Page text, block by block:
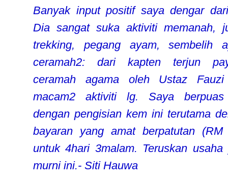
Banyak input positif saya dengar
Dia sangat suka aktiviti memanah,
trekking, pegang ayam, sembelih
ceramah2: dari kapten terjun
ceramah agama oleh Ustaz
macam2 aktiviti lg. Saya
dengan pengisian kem ini terutama
bayaran yang amat berpatutan (RM
untuk 4hari 3malam. Teruskan usaha
murni ini.- Siti Hauwa